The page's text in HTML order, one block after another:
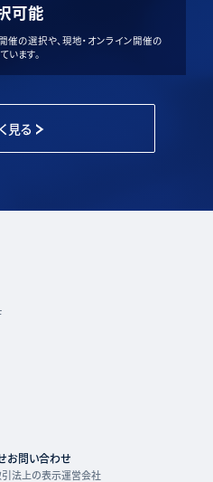
可能
催の選択や、現地・オンライン開催の
います。
見る
お問い合わせ
法上の表示運営会社